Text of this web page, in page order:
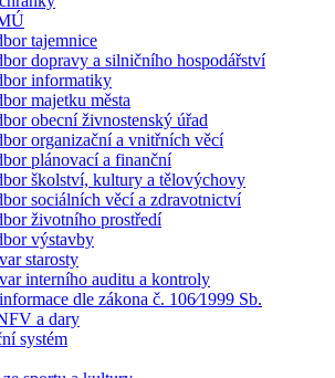
tajemnice
dopravy a silničního hospodářství
informatiky
majetku města
obecní živnostenský úřad
organizační a vnitřních věcí
plánovací a finanční
školství, kultury a tělovýchovy
sociálních věcí a zdravotnictví
životního prostředí
výstavby
starosty
interního auditu a kontroly
dle zákona č. 106⁄1999 Sb.
a dary
systém